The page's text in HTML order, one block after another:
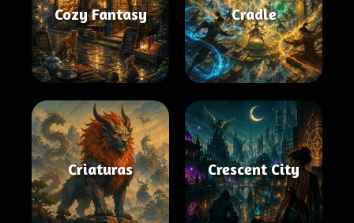
Cozy Fantasy Cradle
Criaturas Crescent City